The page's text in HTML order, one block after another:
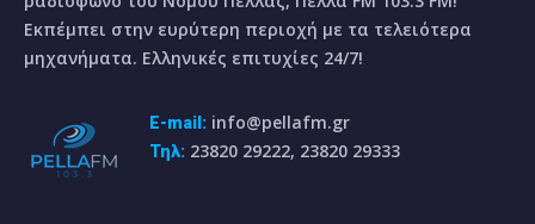
Εκπέμπει στην ευρύτερη περιοχή με τα τελειότερα
μηχανήματα. Ελληνικές επιτυχίες 24/7!
E-mail: info@pellafm.gr
Τηλ: 23820 29222, 23820 29333